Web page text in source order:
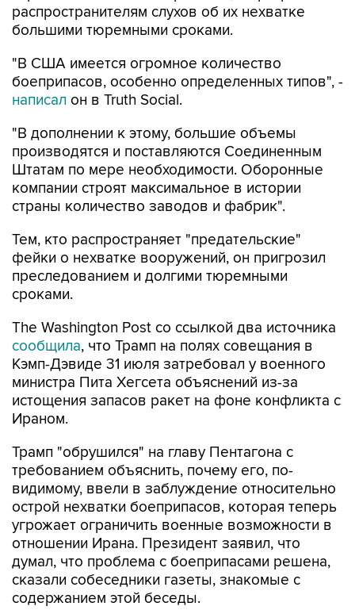
распространителям слухов об их нехватке
большими тюремными сроками.
"В США имеется огромное количество
боеприпасов, особенно определенных типов", -
написал он в Truth Social.
"В дополнении к этому, большие объемы
производятся и поставляются Соединенным
Штатам по мере необходимости. Оборонные
компании строят максимальное в истории
страны количество заводов и фабрик".
Тем, кто распространяет "предательские"
фейки о нехватке вооружений, он пригрозил
преследованием и долгими тюремными
сроками.
The Washington Post со ссылкой два источника
сообщила, что Трамп на полях совещания в
Кэмп-Дэвиде 31 июля затребовал у военного
министра Пита Хегсета объяснений из-за
истощения запасов ракет на фоне конфликта с
Ираном.
Трамп "обрушился" на главу Пентагона с
требованием объяснить, почему его, по-
видимому, ввели в заблуждение относительно
острой нехватки боеприпасов, которая теперь
угрожает ограничить военные возможности в
отношении Ирана. Президент заявил, что
думал, что проблема с боеприпасами решена,
сказали собеседники газеты, знакомые с
содержанием этой беседы.